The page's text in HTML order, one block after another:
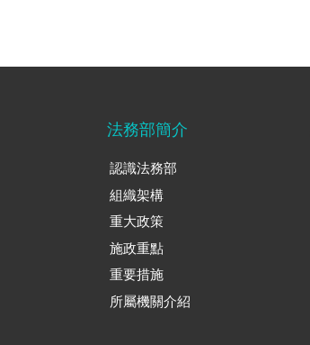
法務部簡介
認識法務部
組織架構
重大政策
施政重點
重要措施
所屬機關介紹